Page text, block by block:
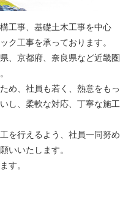
工事、基礎土木工事を中心
ク工事を承っております。
、京都府、奈良県など近畿圏
め、社員も若く、熱意をもっ
し、柔軟な対応、丁寧な施工
を行えるよう、社員一同努め
いいたします。
す。